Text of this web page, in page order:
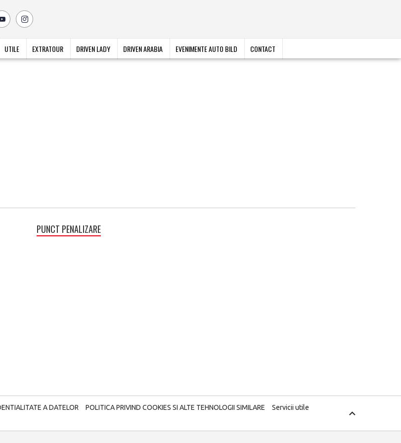
UTILE EXTRATOUR DRIVEN LADY DRIVEN ARABIA EVENIMENTE AUTO BILD CONTACT
PUNCT PENALIZARE
A DATELOR POLITICA PRIVIND COOKIES SI ALTE TEHNOLOGII SIMILARE
Servicii utile